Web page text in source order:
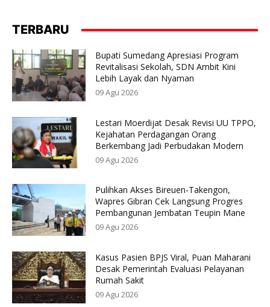
TERBARU
Bupati Sumedang Apresiasi Program
Revitalisasi Sekolah, SDN Ambit Kini
Lebih Layak dan Nyaman
09 Agu 2026
Lestari Moerdijat Desak Revisi UU TPPO,
Kejahatan Perdagangan Orang
Berkembang Jadi Perbudakan Modern
09 Agu 2026
Pulihkan Akses Bireuen-Takengon,
Wapres Gibran Cek Langsung Progres
Pembangunan Jembatan Teupin Mane
09 Agu 2026
Kasus Pasien BPJS Viral, Puan Maharani
Desak Pemerintah Evaluasi Pelayanan
Rumah Sakit
09 Agu 2026